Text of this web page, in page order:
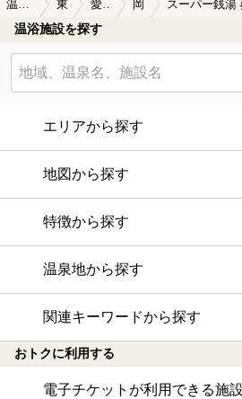
そして、レストランの支払いは葵湯
なりました。レストランは風呂の手前
だけの利用でも5%割引が使えます。
パー銭湯です。
温泉TOP 愛知県
温浴施設を探す
エリアから探す
地図から探す
特徴から探す
温泉地から探す
関連キーワードから探す
おトクに利用する
電子チケットが利用できる施